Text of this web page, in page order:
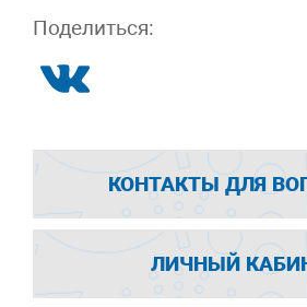
Поделиться:
КОНТАКТЫ ДЛЯ
ЛИЧНЫЙ